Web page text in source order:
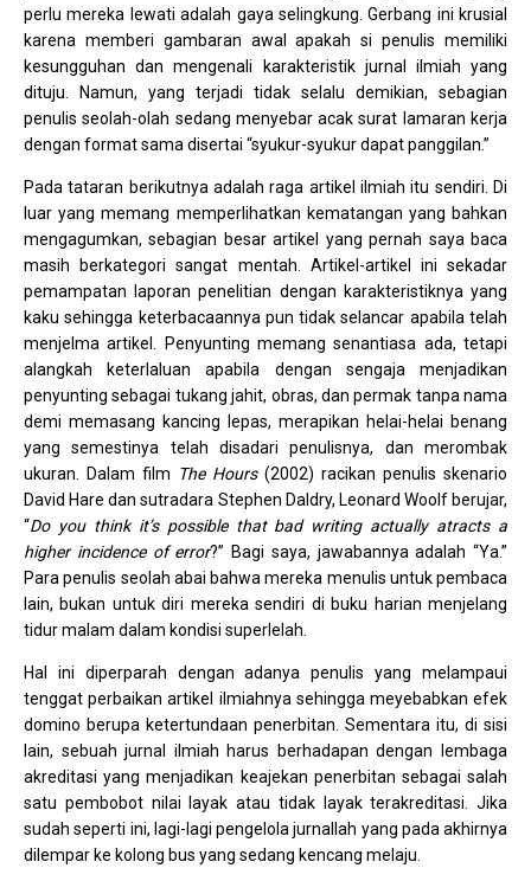
perlu mereka lewati adalah gaya selingkung. Gerbang ini krusial
karena memberi gambaran awal apakah si penulis memiliki
kesungguhan dan mengenali karakteristik jurnal ilmiah yang
dituju. Namun, yang terjadi tidak selalu demikian, sebagian
penulis seolah-olah sedang menyebar acak surat lamaran kerja
dengan format sama disertai “syukur-syukur dapat panggilan.”
Pada tataran berikutnya adalah raga artikel ilmiah itu sendiri. Di
luar yang memang memperlihatkan kematangan yang bahkan
mengagumkan, sebagian besar artikel yang pernah saya baca
masih berkategori sangat mentah. Artikel-artikel ini sekadar
pemampatan laporan penelitian dengan karakteristiknya yang
kaku sehingga keterbacaannya pun tidak selancar apabila telah
menjelma artikel. Penyunting memang senantiasa ada, tetapi
alangkah keterlaluan apabila dengan sengaja menjadikan
penyunting sebagai tukang jahit, obras, dan permak tanpa nama
demi memasang kancing lepas, merapikan helai-helai benang
yang semestinya telah disadari penulisnya, dan merombak
ukuran. Dalam film The Hours (2002) racikan penulis skenario
David Hare dan sutradara Stephen Daldry, Leonard Woolf berujar,
“Do you think it’s possible that bad writing actually atracts a
higher incidence of error?” Bagi saya, jawabannya adalah “Ya.”
Para penulis seolah abai bahwa mereka menulis untuk pembaca
lain, bukan untuk diri mereka sendiri di buku harian menjelang
tidur malam dalam kondisi superlelah.
Hal ini diperparah dengan adanya penulis yang melampaui
tenggat perbaikan artikel ilmiahnya sehingga meyebabkan efek
domino berupa ketertundaan penerbitan. Sementara itu, di sisi
lain, sebuah jurnal ilmiah harus berhadapan dengan lembaga
akreditasi yang menjadikan keajekan penerbitan sebagai salah
satu pembobot nilai layak atau tidak layak terakreditasi. Jika
sudah seperti ini, lagi-lagi pengelola jurnallah yang pada akhirnya
dilempar ke kolong bus yang sedang kencang melaju.